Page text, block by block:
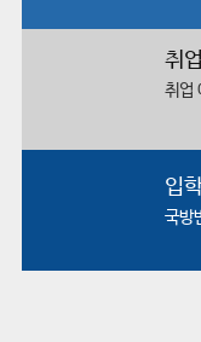
취
취업
입
국방